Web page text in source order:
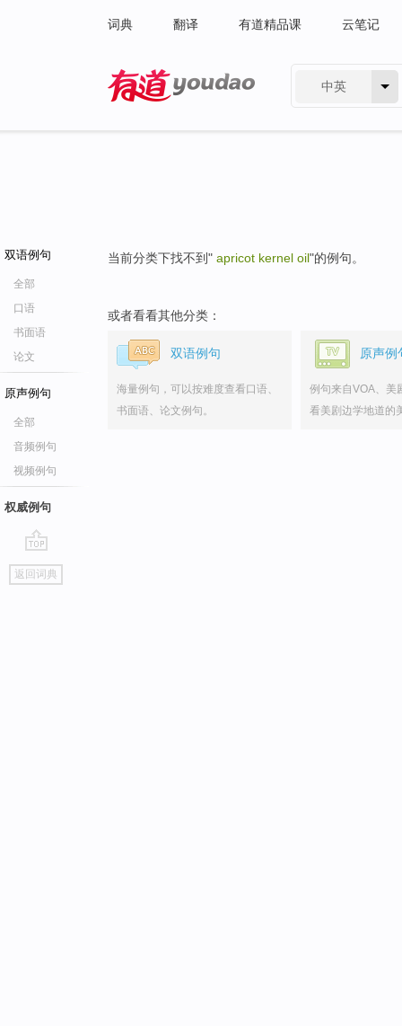
词典 翻译 有道精品课 云笔记
中英
双语例句
全部
口语
书面语
论文
原声例句
全部
音频例句
视频例句
权威例句
go
top
返回词典
当前分类下找不到" apricot kernel oil"的例句。
或者看看其他分类：
双语例句
海量例句，可以按难度查看口语、
书面语、论文例句。
原声例
例句来自VOA、美
看美剧边学地道的